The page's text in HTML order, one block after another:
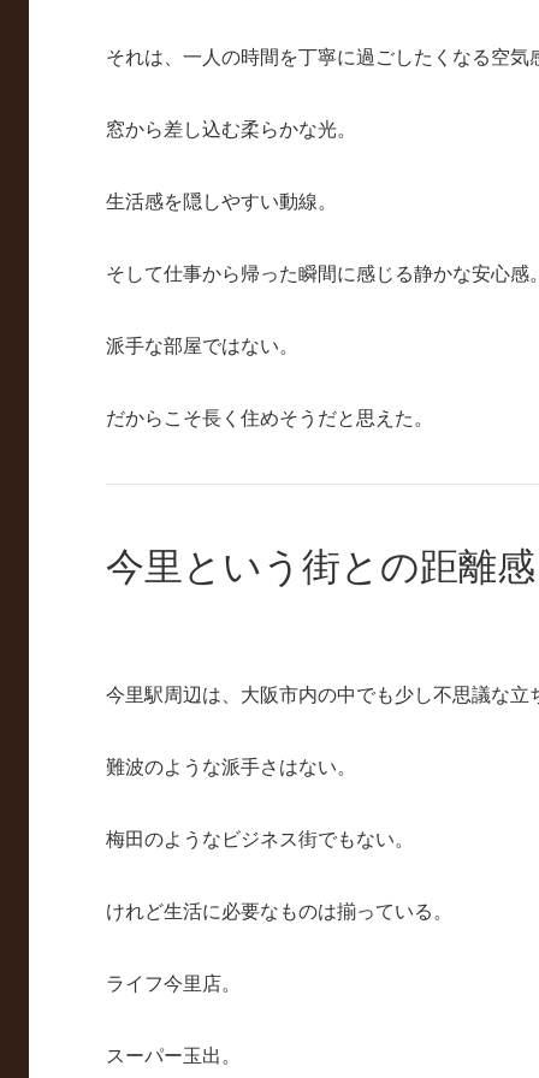
それは、一人の時間を丁寧に過ごしたくなる空気
窓から差し込む柔らかな光。
生活感を隠しやすい動線。
そして仕事から帰った瞬間に感じる静かな安心感。
派手な部屋ではない。
だからこそ長く住めそうだと思えた。
今里という街との距離感
今里駅周辺は、大阪市内の中でも少し不思議な立
難波のような派手さはない。
梅田のようなビジネス街でもない。
けれど生活に必要なものは揃っている。
ライフ今里店。
スーパー玉出。